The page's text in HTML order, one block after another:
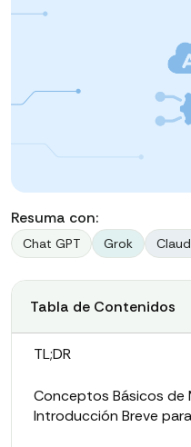
Resuma con:
Chat GPT Grok
Tabla de Contenidos
TL;DR
Conceptos Básicos de
Introducción Breve